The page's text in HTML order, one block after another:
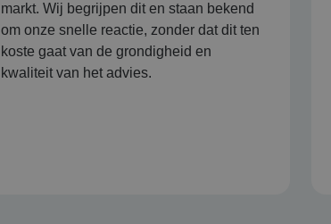
markt. Wij begrijpen dit en staan bekend
om onze snelle reactie, zonder dat dit ten
koste gaat van de grondigheid en
kwaliteit van het advies.